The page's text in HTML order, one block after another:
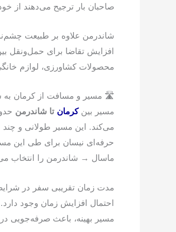
صاحبان بار ترجیح می‌دهند از
شاندرمن علاوه بر طبیعت
افزایش تقاضا برای حمل‌ونقل
محصولات کشاورزی، لوازم
🛣 مسیر و مسافت از کرمان به
مسیر بینکرمان تا شاندرمن
می‌کند. این مسیر طولانی و چند
حرفه‌ای نیسان برای طی این
ماسال → شاندرمن را انتخاب
احتمال افزایش زمان وجود
مسیر بهینه، باعث صرفه‌جویی